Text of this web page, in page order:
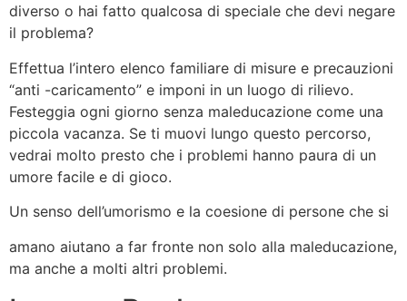
diverso o hai fatto qualcosa di speciale che devi negare
il problema?
Effettua l’intero elenco familiare di misure e precauzioni
“anti -caricamento” e imponi in un luogo di rilievo.
Festeggia ogni giorno senza maleducazione come una
piccola vacanza. Se ti muovi lungo questo percorso,
vedrai molto presto che i problemi hanno paura di un
umore facile e di gioco.
Un senso dell’umorismo e la coesione di persone che si
Uno dei primi della sua vita senza sesso è stato detto
dall’utente Twitter chiamato Joe McGuire (Joey
amano aiutano a far fronte non solo alla maleducazione,
ma anche a molti altri problemi.